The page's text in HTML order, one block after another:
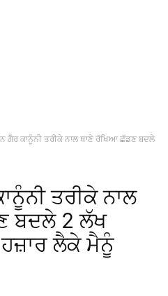
ਗੈਰ ਕਾਨੂੰਨੀ ਤਰੀਕੇ ਨਾਲ ਥਾਣੇ ਰੱਖਿਆ ਛੱਡਣ ਬਦਲੇ
ਤਰੀਕੇ ਨਾਲ
ਬਦਲੇ 2 ਲੱਖ
ਲੈਕੇ ਮੈਨੂੰ